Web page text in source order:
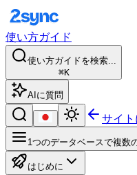
使い方ガイド
使い方ガイドを検索...
⌘K
AIに質問
サイト
1つのデータベースで複数
はじめに